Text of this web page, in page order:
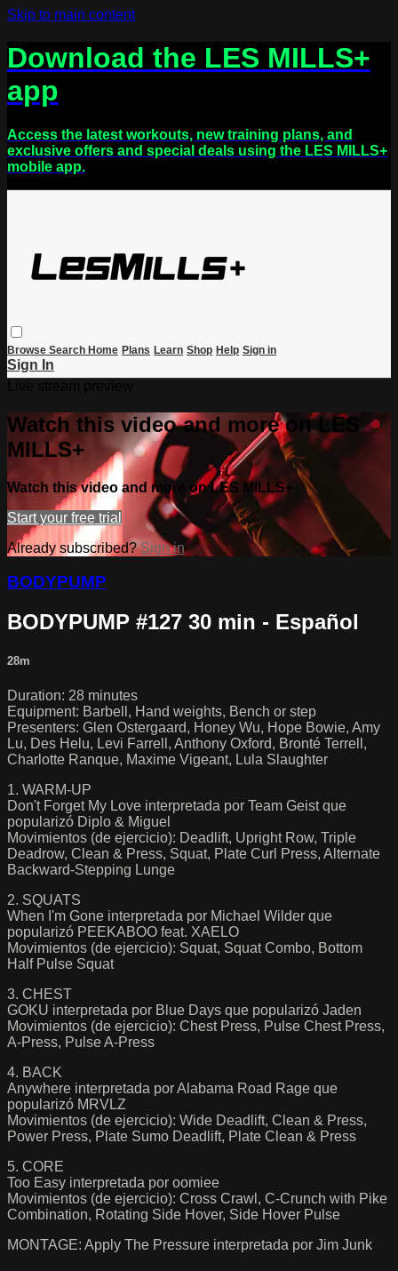
Skip to main content
Download the LES MILLS+
app
Access the latest workouts, new training plans, and
exclusive offers and special deals using the LES MILLS+
mobile app.
Browse Search Home Plans Learn Shop Help Sign in
Sign In
Watch this video and more on LES
MILLS+
Watch this video and more on LES MILLS+
Start your free trial
Already subscribed?Sign in
BODYPUMP
BODYPUMP #127 30 min - Español
28m
Duration: 28 minutes
Equipment: Barbell, Hand weights, Bench or step
Presenters: Glen Ostergaard, Honey Wu, Hope Bowie, Amy
Lu, Des Helu, Levi Farrell, Anthony Oxford, Bronté Terrell,
Charlotte Ranque, Maxime Vigeant, Lula Slaughter
1. WARM-UP
Don't Forget My Love interpretada por Team Geist que
popularizó Diplo & Miguel
Movimientos (de ejercicio): Deadlift, Upright Row, Triple
Deadrow, Clean & Press, Squat, Plate Curl Press, Alternate
Backward-Stepping Lunge
2. SQUATS
When I'm Gone interpretada por Michael Wilder que
popularizó PEEKABOO feat. XAELO
Movimientos (de ejercicio): Squat, Squat Combo, Bottom
Half Pulse Squat
3. CHEST
GOKU interpretada por Blue Days que popularizó Jaden
Movimientos (de ejercicio): Chest Press, Pulse Chest Press,
A-Press, Pulse A-Press
4. BACK
Anywhere interpretada por Alabama Road Rage que
popularizó MRVLZ
Movimientos (de ejercicio): Wide Deadlift, Clean & Press,
Power Press, Plate Sumo Deadlift, Plate Clean & Press
5. CORE
Too Easy interpretada por oomiee
Movimientos (de ejercicio): Cross Crawl, C-Crunch with Pike
Combination, Rotating Side Hover, Side Hover Pulse
MONTAGE: Apply The Pressure interpretada por Jim Junk